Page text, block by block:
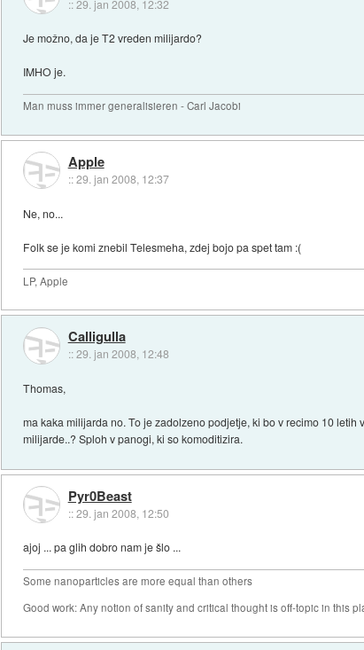
::29. jan 2008, 12:32
Je možno, da je T2 vreden milijardo?
IMHO je.
Man muss immer generalisieren - Carl Jacobi
Apple
::29. jan 2008, 12:37
Ne, no...
Folk se je komi znebil Telesmeha, zdej bojo pa spet tam :(
LP, Apple
Calligulla
::29. jan 2008, 12:48
Thomas,
ma kaka milijarda no. To je zadolzeno podjetje, ki bo v recimo 10
milijarde..? Sploh v panogi, ki so komoditizira.
Pyr0Beast
::29. jan 2008, 12:50
ajoj ... pa glih dobro nam je šlo ...
Some nanoparticles are more equal than others
Good work: Any notion of sanity and critical thought is off-topic in this